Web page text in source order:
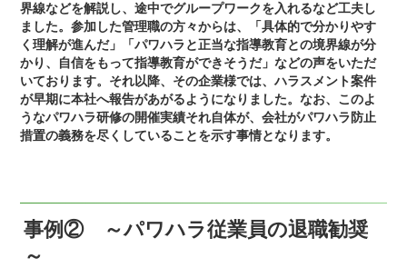
界線などを解説し、途中でグループワークを入れるなど工夫し
ました。参加した管理職の方々からは、「具体的で分かりやす
く理解が進んだ」「パワハラと正当な指導教育との境界線が分
かり、自信をもって指導教育ができそうだ」などの声をいただ
いております。それ以降、その企業様では、ハラスメント案件
が早期に本社へ報告があがるようになりました。なお、このよ
うなパワハラ研修の開催実績それ自体が、会社がパワハラ防止
措置の義務を尽くしていることを示す事情となります。
事例② ～パワハラ従業員の退職勧奨
～